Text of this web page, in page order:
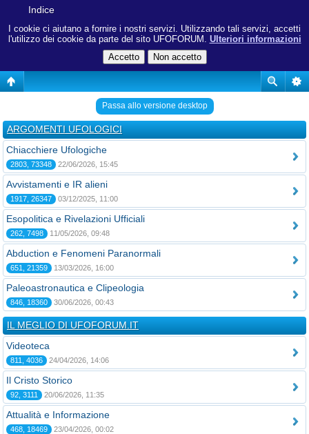
I cookie ci aiutano a fornire i nostri servizi. Utilizzando tali servizi, accetti
l'utilizzo dei cookie da parte del sito UFOFORUM. Ulteriori informazioni
Indice
Passa allo versione desktop
ARGOMENTI UFOLOGICI
Chiacchiere Ufologiche
2803, 73348 22/06/2026, 15:45
Avvistamenti e IR alieni
1917, 26347 03/12/2025, 11:00
Esopolitica e Rivelazioni Ufficiali
262, 7498 11/05/2026, 09:48
Abduction e Fenomeni Paranormali
651, 21359 13/03/2026, 16:00
Paleoastronautica e Clipeologia
846, 18360 30/06/2026, 00:43
IL MEGLIO DI UFOFORUM.IT
Videoteca
811, 4036 24/04/2026, 14:06
Il Cristo Storico
92, 3111 20/06/2026, 11:35
Attualità e Informazione
468, 18469 23/04/2026, 00:02